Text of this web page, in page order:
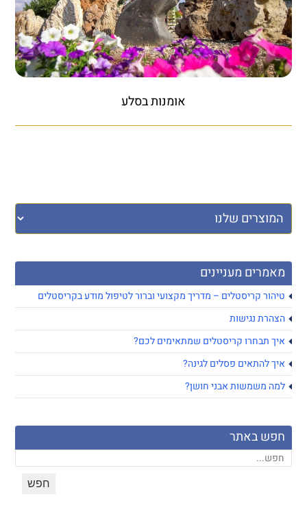
מאמרים מעניינים
טיהור קריסטלים – מדריך מקצועי וברור לטיפול מודע בקריסטלים
הצהרת נגישות
איך תבחרו קריסטלים שמתאימים לכם?
איך להתאים פסלים לגינה?
למה משמשות אבני חושן?
חפש באתר
אומנות בסלע